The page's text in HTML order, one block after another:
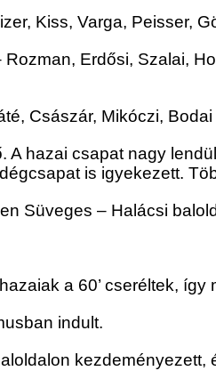
Kiss, Varga, Peisser,
Rozman, Erdősi, Szalai,
Császár, Mikóczi, Bodai
A hazai csapat nagy
is igyekezett.
Süveges – Halácsi
a 60’ cseréltek, így
indult.